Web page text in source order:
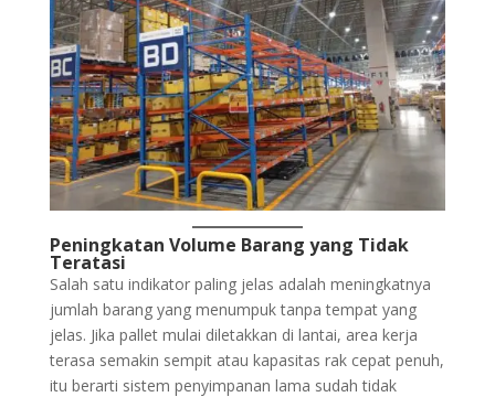
Peningkatan Volume Barang yang Tidak
Teratasi
Salah satu indikator paling jelas adalah meningkatnya
jumlah barang yang menumpuk tanpa tempat yang
jelas. Jika pallet mulai diletakkan di lantai, area kerja
terasa semakin sempit atau kapasitas rak cepat penuh,
itu berarti sistem penyimpanan lama sudah tidak